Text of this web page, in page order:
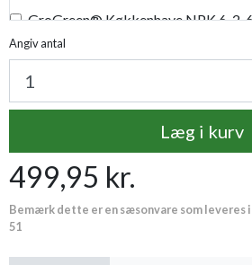
GroGreen® Køkkenhave NPK 6-2-
Proffesionel vandingspose 100 liter
Angiv antal
Læg i kurv
499,95 kr.
Bemærk dette er en sæsonvare som leveres
51